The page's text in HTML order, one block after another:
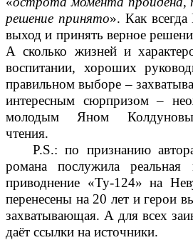
решение принято». Как
выход и принять верное
А сколько жизней и
воспитании, хороших
правильном выборе –
интересным сюрпризом –
молодым Яном
чтения.
Р.S.: по признанию
романа послужила
приводнение «Ту-124» на
перенесены на 20 лет и герои
захватывающая. А для всех
даёт ссылки на источники.